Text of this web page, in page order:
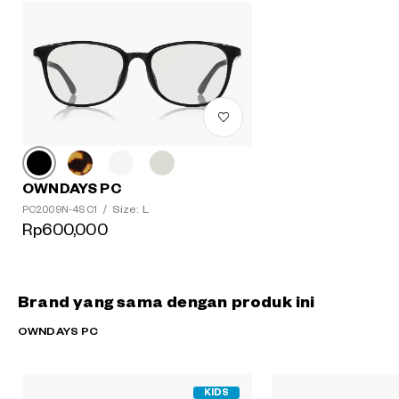
OWNDAYS PC
PC2009N-4S C1 / Size: L
Rp600,000
Brand yang sama dengan produk ini
OWNDAYS PC
KIDS